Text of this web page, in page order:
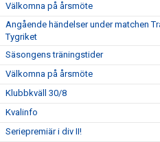
Välkomna på årsmöte
Angående händelser under matchen
Tygriket
Säsongens träningstider
Välkomna på årsmöte
Klubbkväll 30/8
Kvalinfo
Seriepremiär i div II!